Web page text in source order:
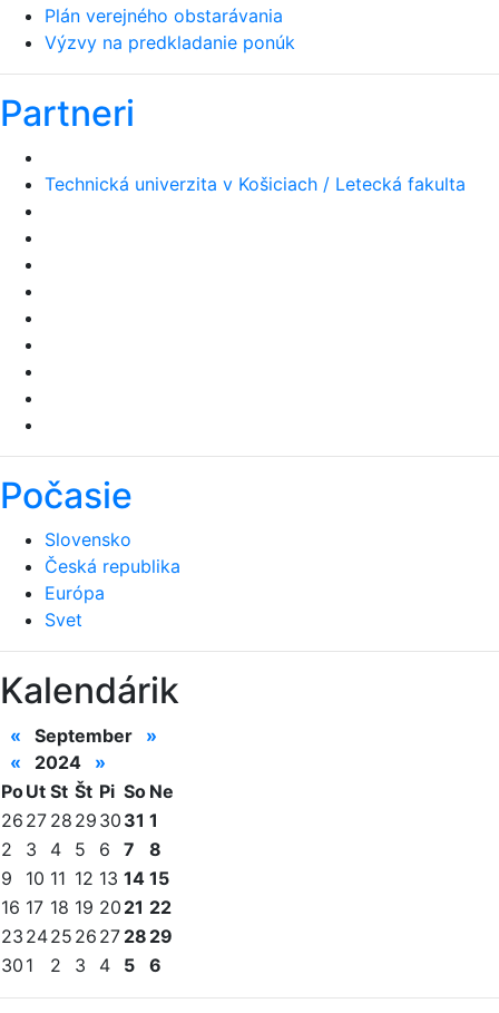
Plán verejného obstarávania
Výzvy na predkladanie ponúk
Partneri
Technická univerzita v Košiciach / Letecká fakulta
Počasie
Slovensko
Česká republika
Európa
Svet
Kalendárik
« September
»
«
2024
»
PoUt St Št Pi So Ne
26 27 28 29 30 31 1
2
3 4 5 6 7
8
9
10 11 12 13 14 15
16 17 18 19 20 21 22
23 2425 26 27 28 29
30 1 2 3 4 5 6